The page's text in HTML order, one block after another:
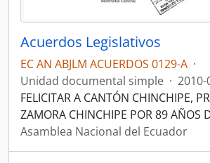
Acuerdos Legislativos
EC AN ABJLM ACUERDOS 0129-A ·
Unidad documental simple · 2010-
FELICITAR A CANTÓN CHINCHIPE,
ZAMORA CHINCHIPE POR 89 AÑOS
Asamblea Nacional del Ecuador